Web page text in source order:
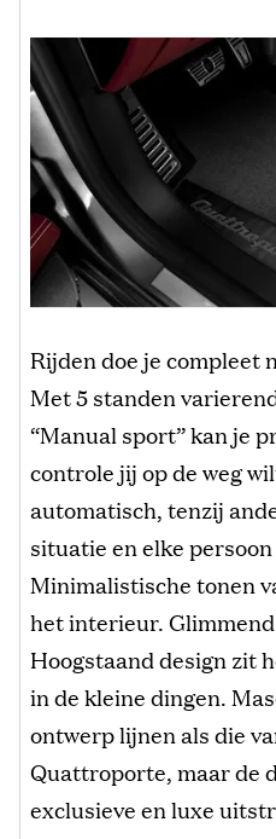
Rijden doe je compleet
Met 5 standen
“Manual sport” kan je
controle jij op de weg
automatisch, tenzij
situatie en elke
Minimalistische tonen
het interieur.
Hoogstaand design zit
in de kleine dingen.
ontwerp lijnen als die
Quattroporte, maar de
exclusieve en luxe